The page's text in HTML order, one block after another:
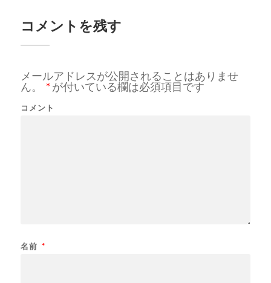
コメントを残す
メールアドレスが公開されることはありませ
ん。
* が付いている欄は必須項目です
コメント
名前 *